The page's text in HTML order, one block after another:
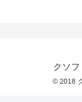
クソ
© 2018